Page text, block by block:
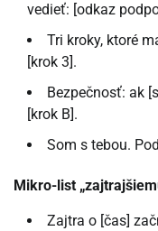
vedieť: [odkaz
Tri kroky, ktoré
[krok 3].
Bezpečnosť: ak
[krok B].
Som s tebou.
Mikro-list
Zajtra o [čas]